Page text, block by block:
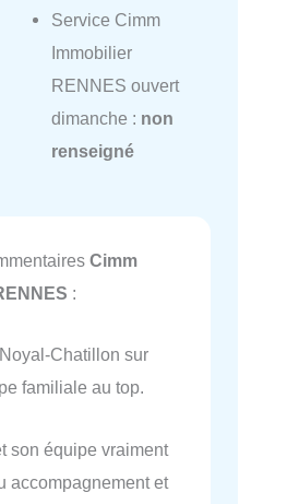
Service Cimm
Immobilier
RENNES ouvert
dimanche : non
renseigné
Cimm
:
Chatillon sur
familiale au top.
son équipe vraiment
accompagnement et